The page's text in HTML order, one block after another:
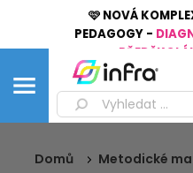
🩷 NOVÁ
PEDAGOGY -
Domů
Metodické